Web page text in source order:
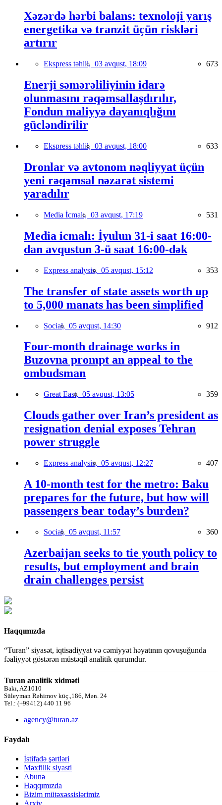
Xəzərdə hərbi balans: texnoloji yarış
energetika və tranzit üçün riskləri
artırır
Ekspress təhlil, 03 avqust, 18:09 673
Enerji səmərəliliyinin idarə
olunmasını rəqəmsallaşdırılır,
Fondun maliyyə dayanıqlığını
gücləndirilir
Ekspress təhlil, 03 avqust, 18:00 633
Dronlar və avtonom nəqliyyat üçün
yeni rəqəmsal nəzarət sistemi
yaradılır
Media İcmalı, 03 avqust, 17:19 531
Media icmalı: İyulun 31-i saat 16:00-
dan avqustun 3-ü saat 16:00-dək
Express analysis, 05 avqust, 15:12 353
The transfer of state assets worth up
to 5,000 manats has been simplified
Social, 05 avqust, 14:30 912
Four-month drainage works in
Buzovna prompt an appeal to the
ombudsman
Great East, 05 avqust, 13:05 359
Clouds gather over Iran’s president as
resignation denial exposes Tehran
power struggle
Express analysis, 05 avqust, 12:27 407
A 10-month test for the metro: Baku
prepares for the future, but how will
passengers bear today’s burden?
Social, 05 avqust, 11:57 360
Azerbaijan seeks to tie youth policy to
results, but employment and brain
drain challenges persist
Haqqımızda
“Turan” siyasət, iqtisadiyyat və cəmiyyət həyatının qovuşuğunda
fəaliyyət göstərən müstəqil analitik qurumdur.
Turan analitik xidməti
Bakı, AZ1010
Süleyman Rəhimov küç.,186, Mən. 24
Tel.: (+99412) 440 11 96
agency@turan.az
Faydalı
İstifadə şərtləri
Məxfilik siyasti
Abunə
Haqqımızda
Bizim mütəxəssislərimiz
Arxiv